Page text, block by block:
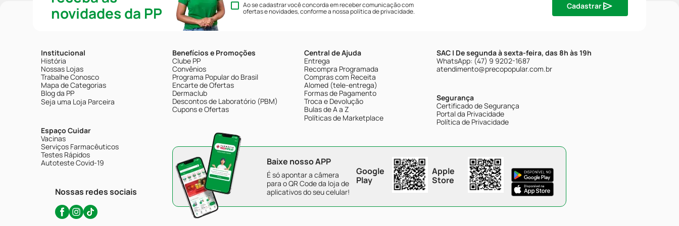
novidades da PP
Ao se cadastrar você concorda em receber comunicação com
ofertas e novidades, conforme a nossapolítica de privacidade.
Cadastrar
Institucional
História
Nossas Lojas
Trabalhe Conosco
Mapa de Categorias
Blog da PP
Seja uma Loja Parceira
Espaço Cuidar
Vacinas
Serviços Farmacêuticos
Testes Rápidos
Autoteste Covid-19
Nossas redes sociais
Benefícios e Promoções
Clube PP
Convênios
Programa Popular do Brasil
Encarte de Ofertas
Dermaclub
Descontos de Laboratório (PBM)
Cupons e Ofertas
Central de Ajuda
Entrega
Recompra Programada
Compras com Receita
Alomed (tele-entrega)
Formas de Pagamento
Troca e Devolução
Bulas de A a Z
Políticas de Marketplace
SAC | De segunda à sexta-feira, das 8h às 19h
WhatsApp: (47) 9 9202-1687
atendimento@precopopular.com.br
Segurança
Certificado de Segurança
Portal da Privacidade
Política de Privacidade
Baixe nosso APP
É só apontar a câmera
para o QR Code da loja de
aplicativos do seu celular!
Google
Play
Apple
Store